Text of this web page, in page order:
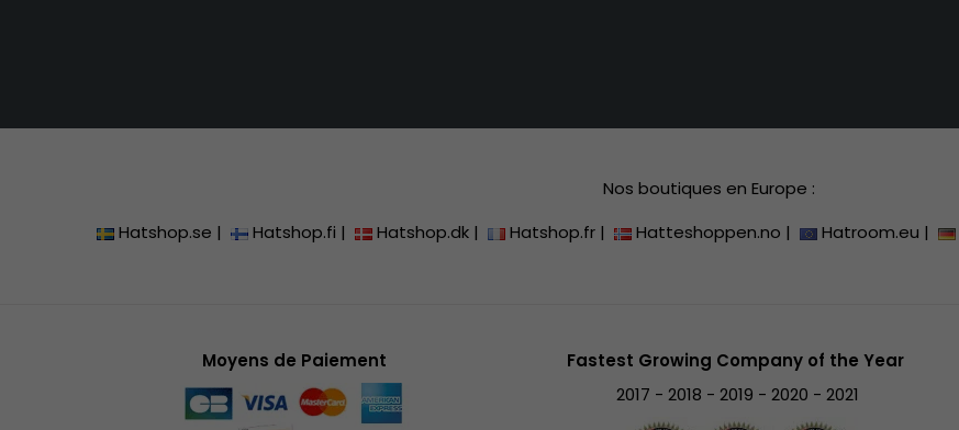
Nos boutiques en Europe :
Hatshop.se | Hatshop.fi | Hatshop.dk | Hatshop.fr | Hatteshoppen.no | Hatroom.eu |
Moyens de Paiement
Fastest Growing Company of the Year
2017 - 2018 - 2019 - 2020 - 2021